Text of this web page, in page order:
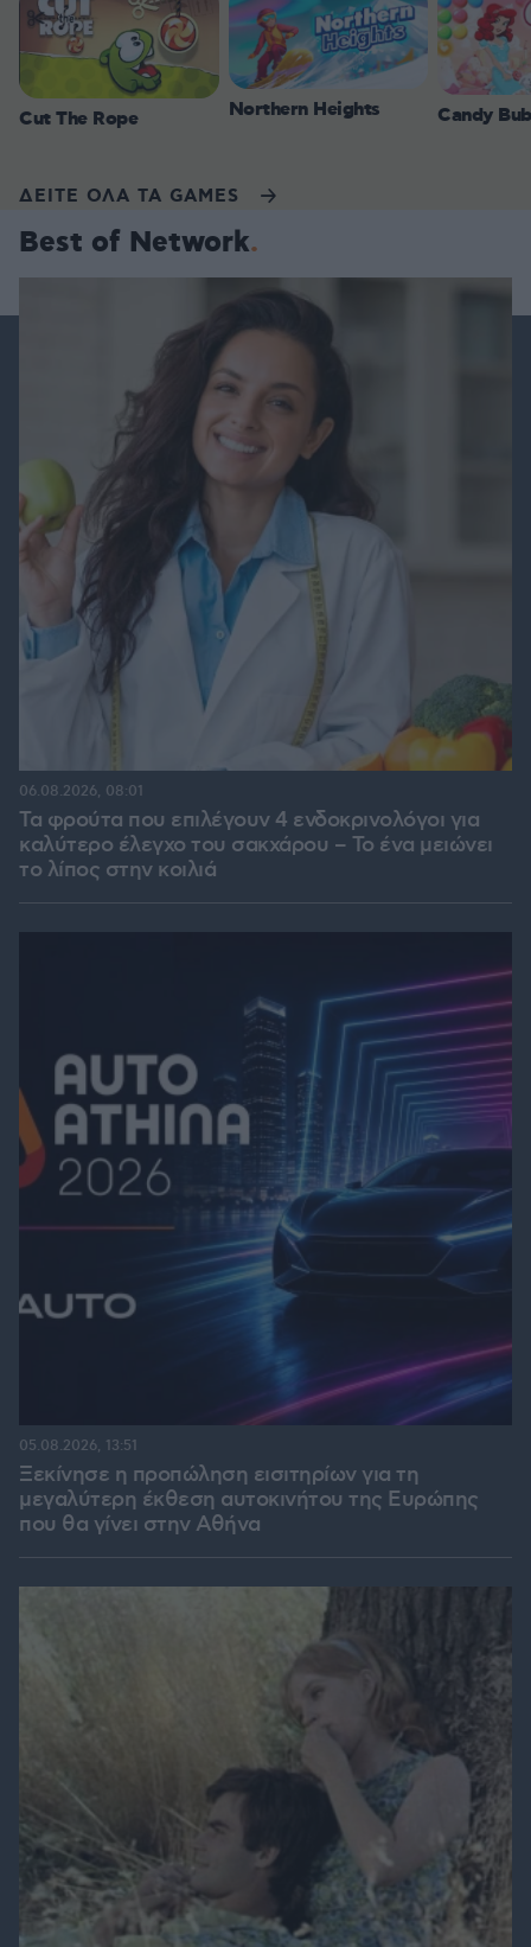
Cut The Rope Northern Heights Candy
ΔΕΙΤΕ ΟΛΑ ΤΑ GAMES
Best of Network
Τα φρούτα που επιλέγουν 4 ενδοκρινολόγοι για
καλύτερο έλεγχο του σακχάρου – Το ένα μειώνει
το λίπος στην κοιλιά
06.08.2026, 08:01
Ξεκίνησε η προπώληση εισιτηρίων για τη
μεγαλύτερη έκθεση αυτοκινήτου της Ευρώπης
που θα γίνει στην Αθήνα
05.08.2026, 13:51